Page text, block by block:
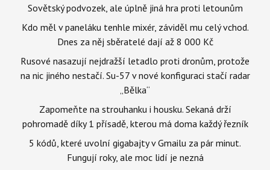
Sovětský podvozek, ale úplně jiná hra proti letounům
Kdo měl v paneláku tenhle mixér, záviděl mu celý vchod.
Dnes za něj sběratelé dají až 8 000 Kč
Rusové nasazují nejdražší letadlo proti dronům, protože
na nic jiného nestačí. Su-57 v nové konfiguraci stačí radar
„Bělka“
Zapomeňte na strouhanku i housku. Sekaná drží
pohromadě díky 1 přísadě, kterou má doma každý řezník
5 kódů, které uvolní gigabajty v Gmailu za pár minut.
Fungují roky, ale moc lidí je nezná